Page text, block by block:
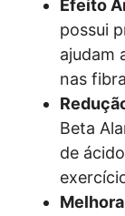
Efeito
possui
ajudam
nas
Beta
de